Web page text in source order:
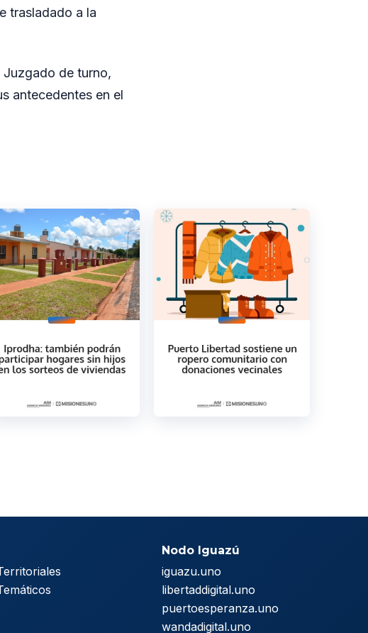
trasladado a la
Juzgado de turno,
antecedentes en el
Nodo Iguazú
iguazu.uno
libertaddigital.uno
puertoesperanza.uno
wandadigital.uno